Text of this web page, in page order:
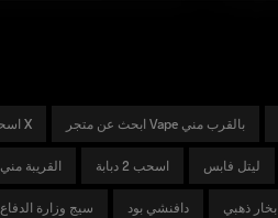
اسحب X ابحث عن متجر Vape بالقرب مني
متاجر Ecig القريبة مني اسحب 2 دبابة ليتل فابس
أطقم E سيج وزارة الدفاع دافنشي بود بخار ذهبي